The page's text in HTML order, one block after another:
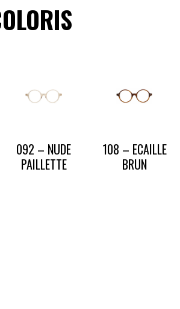
092 – NUDE
PAILLETTE
108 – ECAILLE
BRUN